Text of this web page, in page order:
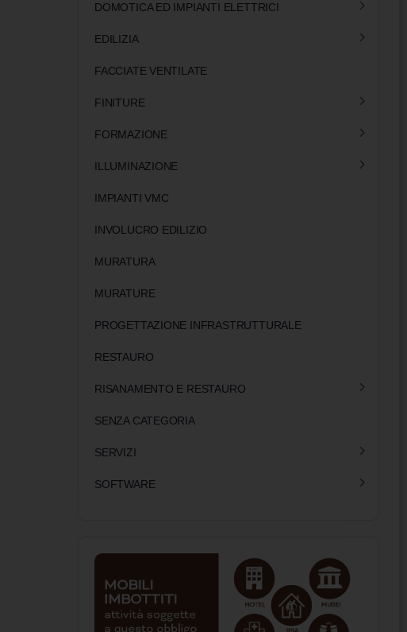
DOMOTICA ED IMPIANTI ELETTRICI
EDILIZIA
FACCIATE VENTILATE
FINITURE
FORMAZIONE
ILLUMINAZIONE
IMPIANTI VMC
INVOLUCRO EDILIZIO
MURATURA
MURATURE
PROGETTAZIONE INFRASTRUTTURALE
RESTAURO
RISANAMENTO E RESTAURO
SENZA CATEGORIA
SERVIZI
SOFTWARE